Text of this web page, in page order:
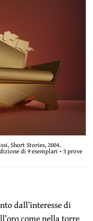
Short Stories, 2004.
di 9 esemplari + 3 prove
dall’interesse di
come nella torre